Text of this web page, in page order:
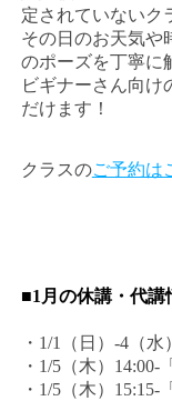
定されていないク
その日のお天気や
のポーズを丁寧に
ビギナーさん向け
だけます！
クラスのご予約は
■1月の休講・代講
・1/1（日）-4（
・1/5（木）
・1/5（木）